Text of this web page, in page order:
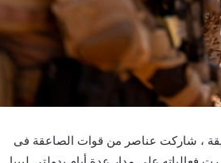
، شاركت عناصر من قوات الصاعقة فى